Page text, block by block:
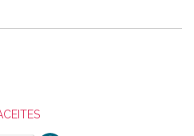
Morais
chegaram hoje. Muito
um jeitaço pras minhas linhas
nos tecidos, mas que cheiram